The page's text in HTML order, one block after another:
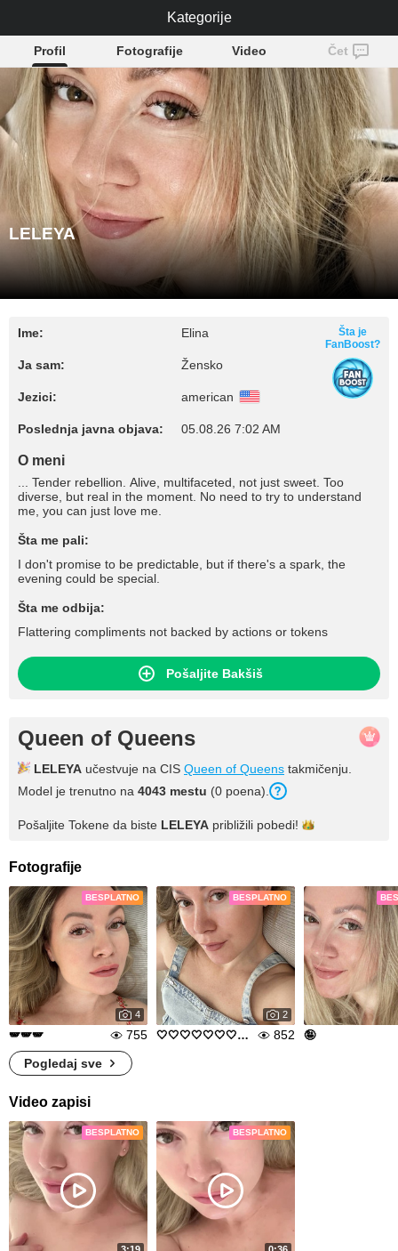
LELEYA
Profil Fotografije Video Čet
LELEYA
Ime: Elina
Ja sam: Žensko
Jezici: american
Poslednja javna objava: 05.08.26 7:02 AM
Šta je
FanBoost?
O meni
... Tender rebellion. Alive, multifaceted, not just sweet. Too
diverse, but real in the moment. No need to try to understand
me, you can just love me.
Šta me pali:
I don't promise to be predictable, but if there's a spark, the
evening could be special.
Šta me odbija:
Flattering compliments not backed by actions or tokens
Pošaljite Bakšiš
Queen of Queens
LELEYA učestvuje na CIS Queen of Queens takmičenju.
Model je trenutno na 4043 mestu (0 poena).
Pošaljite Tokene da biste LELEYA približili pobedi!
Fotografije
BESPLATNO
4
🪽🪽🪽 755
BESPLATNO
2
🤍🤍🤍🤍🤍🤍🤍🤍🤍🤍🤍🤍🤍 852 🤪
Pogledaj sve
Video zapisi
BESPLATNO BESPLATNO
Kategorije